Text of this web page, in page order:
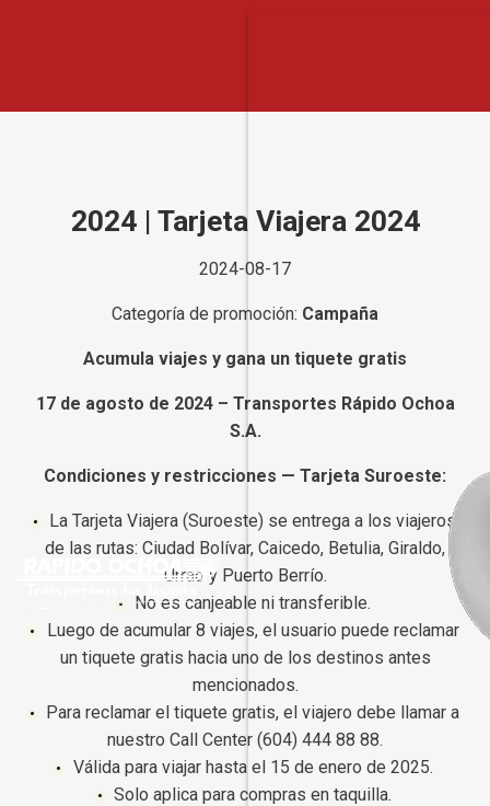
2024 | Tarjeta Viajera 2024
2024-08-17
Categoría de promoción: Campaña
Acumula viajes y gana un tiquete gratis
17 de agosto de 2024 – Transportes Rápido Ochoa
S.A.
Condiciones y restricciones — Tarjeta Suroeste:
La Tarjeta Viajera (Suroeste) se entrega a los viajeros
de las rutas: Ciudad Bolívar, Caicedo, Betulia, Giraldo,
Urrao y Puerto Berrío.
No es canjeable ni transferible.
Luego de acumular 8 viajes, el usuario puede reclamar
un tiquete gratis hacia uno de los destinos antes
mencionados.
Para reclamar el tiquete gratis, el viajero debe llamar a
nuestro Call Center (604) 444 88 88.
Válida para viajar hasta el 15 de enero de 2025.
Solo aplica para compras en taquilla.